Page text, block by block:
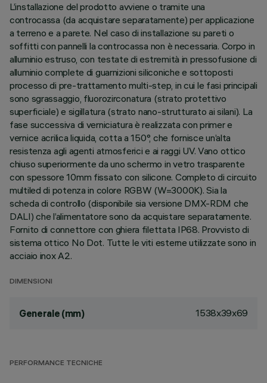
L’installazione del prodotto avviene o tramite una
controcassa (da acquistare separatamente) per applicazione
a terreno e a parete. Nel caso di installazione su pareti o
soffitti con pannelli la controcassa non è necessaria. Corpo in
alluminio estruso, con testate di estremità in pressofusione di
alluminio complete di guarnizioni siliconiche e sottoposti
processo di pre-trattamento multi-step, in cui le fasi principali
sono sgrassaggio, fluorozirconatura (strato protettivo
superficiale) e sigillatura (strato nano-strutturato ai silani). La
fase successiva di verniciatura è realizzata con primer e
vernice acrilica liquida, cotta a 150°, che fornisce un’alta
resistenza agli agenti atmosferici e ai raggi UV. Vano ottico
chiuso superiormente da uno schermo in vetro trasparente
con spessore 10mm fissato con silicone. Completo di circuito
multiled di potenza in colore RGBW (W=3000K). Sia la
scheda di controllo (disponibile sia versione DMX-RDM che
DALI) che l’alimentatore sono da acquistare separatamente.
Fornito di connettore con ghiera filettata IP68. Provvisto di
sistema ottico No Dot. Tutte le viti esterne utilizzate sono in
acciaio inox A2.
DIMENSIONI
Generale (mm) 1538x39x69
PERFORMANCE TECNICHE